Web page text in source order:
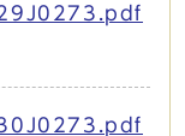
29J0273.pdf
30J0273.pdf